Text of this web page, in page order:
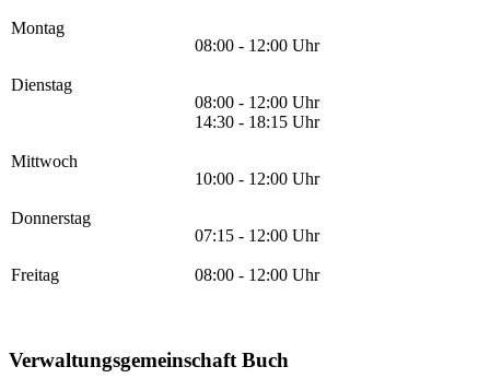
Montag
08:00 - 12:00 Uhr
Dienstag
08:00 - 12:00 Uhr
14:30 - 18:15 Uhr
Mittwoch
10:00 - 12:00 Uhr
Donnerstag
07:15 - 12:00 Uhr
Freitag 08:00 - 12:00 Uhr
Verwaltungsgemeinschaft Buch